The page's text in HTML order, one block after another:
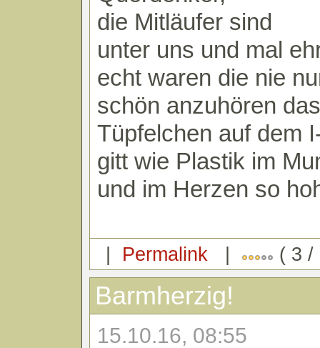
die Mitläufer sind
unter uns und mal
echt waren die nie
schön anzuhören das
Tüpfelchen auf dem
gitt wie Plastik im
und im Herzen so
| Permalink | ( 3 /
Barmherzig!
15.10.16, 08:55